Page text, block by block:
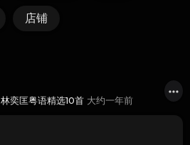
店铺
林奕匡粤语精选10首 大约一年前